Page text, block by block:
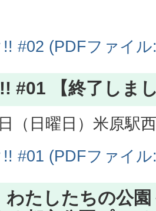
#02 (PDFファイ
#01 【終了しま
（日曜日）米原駅
#01 (PDFファイ
わたしたちの公